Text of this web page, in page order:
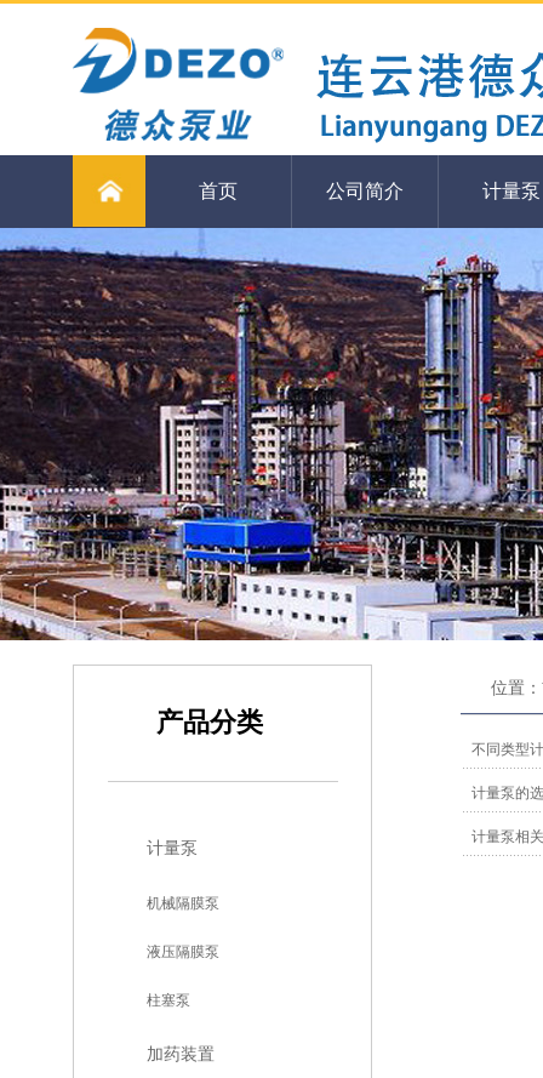
首页 公司简介 计量泵
产品分类
计量泵
机械隔膜泵
液压隔膜泵
柱塞泵
加药装置
位置：
不同类型
计量泵的
计量泵相